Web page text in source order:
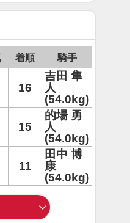
着順 騎手
16
吉田 隼
人
(54.0kg)
15
的場 勇
人
(54.0kg)
11
田中 博
康
(54.0kg)